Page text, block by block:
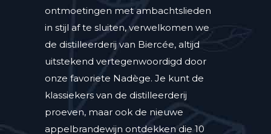
ontmoetingen met ambachtslieden
in stijl af te sluiten, verwelkomen we
de distilleerderij van Biercée, altijd
uitstekend vertegenwoordigd door
onze favoriete Nadège. Je kunt de
klassiekers van de distilleerderij
proeven, maar ook de nieuwe
appelbrandewijn ontdekken die 10